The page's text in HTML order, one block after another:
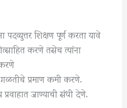
पदव्युत्तर शिक्षण पूर्ण करता यावे
करणे तसेच त्यांना
गळतीचे प्रमाण कमी करणे.
प्रवाहात जाण्याची संधी देणे.